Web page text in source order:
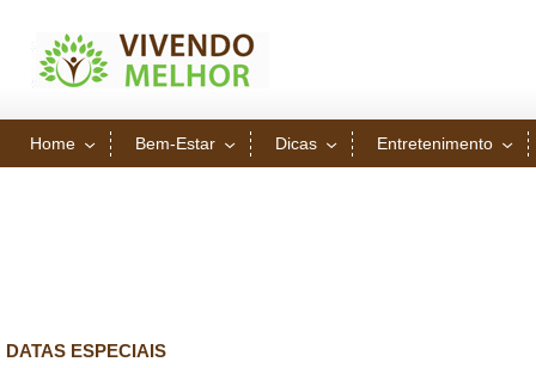
Home Bem-Estar Dicas Entretenimento
DATAS ESPECIAIS